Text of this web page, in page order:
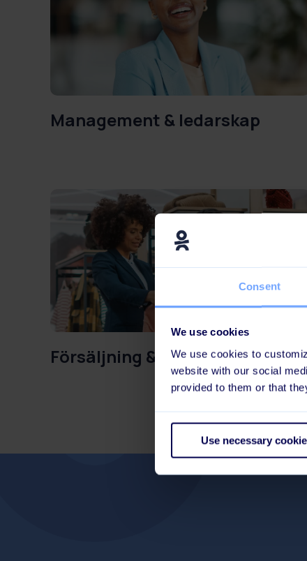
Consent
We use cookies
We use cookies to
website with our social
provided to them or that
Use necessary
Management & ledarskap
Försäljning & Service